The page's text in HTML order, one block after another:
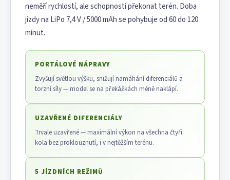
neměří rychlostí, ale schopností překonat terén. Doba
jízdy na LiPo 7,4 V / 5000 mAh se pohybuje od 60 do 120
minut.
PORTÁLOVÉ NÁPRAVY
Zvyšují světlou výšku, snižují namáhání diferenciálů a
torzní síly — model se na překážkách méně naklápí.
UZAVŘENÉ DIFERENCIÁLY
Trvale uzavřené — maximální výkon na všechna čtyři
kola bez proklouznutí, i v nejtěžším terénu.
5 JÍZDNÍCH REŽIMŮ